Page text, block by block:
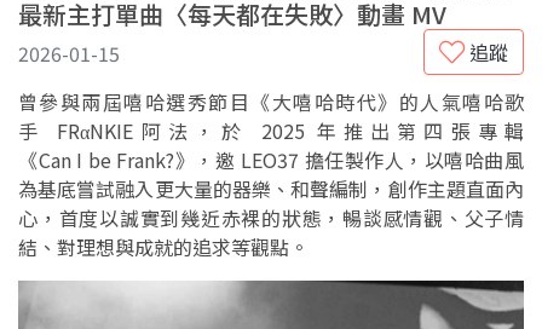
最新主打單曲〈每天都在失敗〉動畫 MV
追蹤
2026-01-15
曾參與兩屆嘻哈選秀節目《大嘻哈時代》的人氣嘻哈歌
手 FRαNKIE阿法，於 2025 年推出第四張專輯
《Can I be Frank?》，邀 LEO37 擔任製作人，以嘻哈曲風
為基底嘗試融入更大量的器樂、和聲編制，創作主題直面內
心，首度以誠實到幾近赤裸的狀態，暢談感情觀、父子情
結、對理想與成就的追求等觀點。